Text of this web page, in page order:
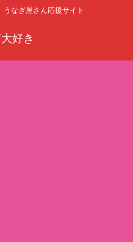
なぎ屋さん応援サイト